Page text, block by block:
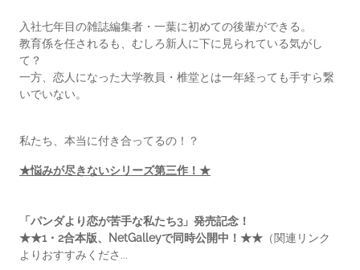
入社七年目の雑誌編集者・一葉に初めての後輩ができる。
教育係を任されるも、むしろ新人に下に見られている気がし
て？
一方、恋人になった大学教員・椎堂とは一年経っても手すら繋
いでいない。
私たち、本当に付き合ってるの！？
★悩みが尽きないシリーズ第三作！★
「パンダより恋が苦手な私たち3」発売記念！
★★1・2合本版、NetGalleyで同時公開中！★★ （関連リンク
よりおすすみくださ...